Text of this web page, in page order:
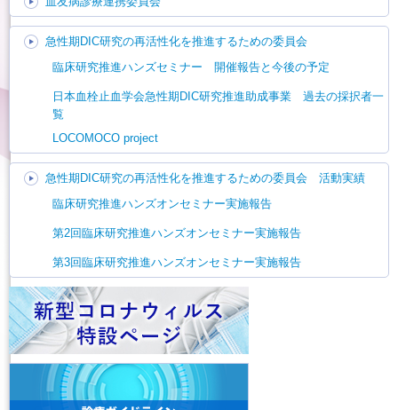
急性期DIC研究の再活性化を推進するための委員会
臨床研究推進ハンズセミナー 開催報告と今後の予定
日本血栓止血学会急性期DIC研究推進助成事業 過去の採択者一
覧
LOCOMOCO project
急性期DIC研究の再活性化を推進するための委員会 活動実績
臨床研究推進ハンズオンセミナー実施報告
第2回臨床研究推進ハンズオンセミナー実施報告
第3回臨床研究推進ハンズオンセミナー実施報告